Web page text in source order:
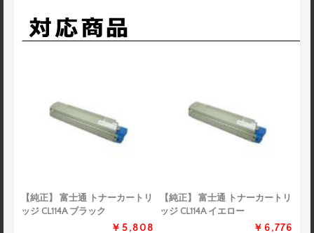
【純正】 富士通 トナーカートリ
ッジ CL114A ブラック
￥5,808
【純正】 富士通 トナーカートリ
ッジ CL114A イエロー
￥6,776